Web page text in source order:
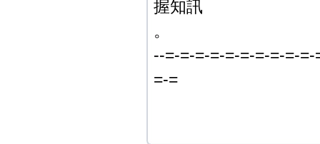
握知訊
。
--=-=-=-=-=-=-=-=-=-
=-=